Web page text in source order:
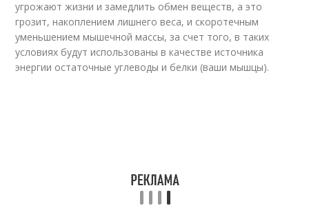
угрожают жизни и замедлить обмен веществ, а это
грозит, накоплением лишнего веса, и скоротечным
уменьшением мышечной массы, за счет того, в таких
условиях будут использованы в качестве источника
энергии остаточные углеводы и белки (ваши мышцы).